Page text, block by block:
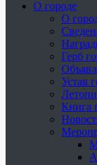
О городе
О
Герб
Устав
Книга